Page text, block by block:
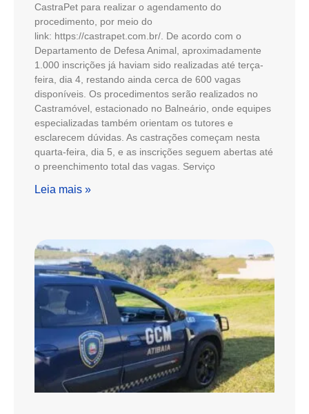
CastraPet para realizar o agendamento do
procedimento, por meio do
link: https://castrapet.com.br/. De acordo com o
Departamento de Defesa Animal, aproximadamente
1.000 inscrições já haviam sido realizadas até terça-
feira, dia 4, restando ainda cerca de 600 vagas
disponíveis. Os procedimentos serão realizados no
Castramóvel, estacionado no Balneário, onde equipes
especializadas também orientam os tutores e
esclarecem dúvidas. As castrações começam nesta
quarta-feira, dia 5, e as inscrições seguem abertas até
o preenchimento total das vagas. Serviço
Leia mais »